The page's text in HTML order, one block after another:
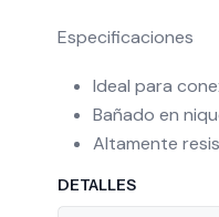
Especificaciones
Ideal para
Bañado en
Altamente
DETALLES